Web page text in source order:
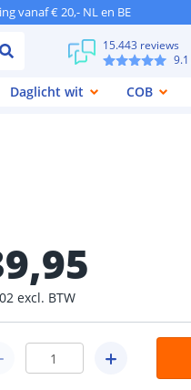
vanaf € 20,- NL en BE
15.443 reviews
9.1
Daglicht wit COB
,95
02 excl. BTW